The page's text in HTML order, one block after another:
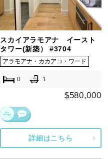
スカイアラモアナ イースト
タワー(新築） #3704
アラモアナ・カカアコ・ワード
0 1
$580,000
詳細はこちら